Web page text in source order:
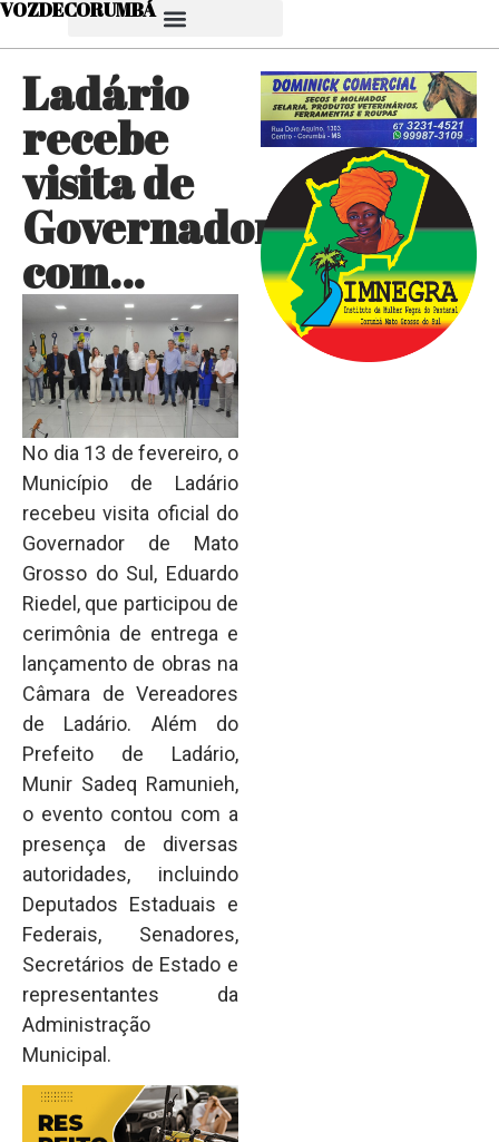
VOZDECORUMBÁ
Ladário
recebe
visita de
Governador
com…
No dia 13 de fevereiro, o
Município de Ladário
recebeu visita oficial do
Governador de Mato
Grosso do Sul, Eduardo
Riedel, que participou de
cerimônia de entrega e
lançamento de obras na
Câmara de Vereadores
de Ladário. Além do
Prefeito de Ladário,
Munir Sadeq Ramunieh,
o evento contou com a
presença de diversas
autoridades, incluindo
Deputados Estaduais e
Federais, Senadores,
Secretários de Estado e
representantes da
Administração
Municipal.